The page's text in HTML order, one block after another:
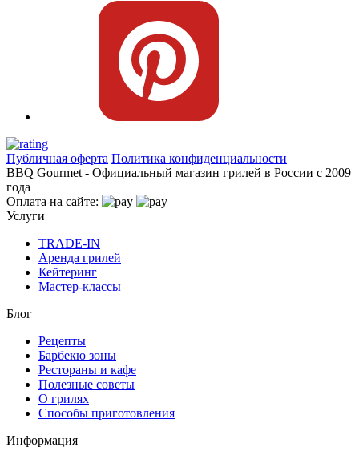
Публичная оферта Политика конфиденциальности
BBQ Gourmet - Официальный магазин грилей в России с 2009
года
Оплата на сайте:
Услуги
TRADE-IN
Аренда грилей
Кейтеринг
Мастер-классы
Блог
Рецепты
Барбекю зоны
Рестораны и кафе
Полезные советы
О грилях
Способы приготовления
Информация